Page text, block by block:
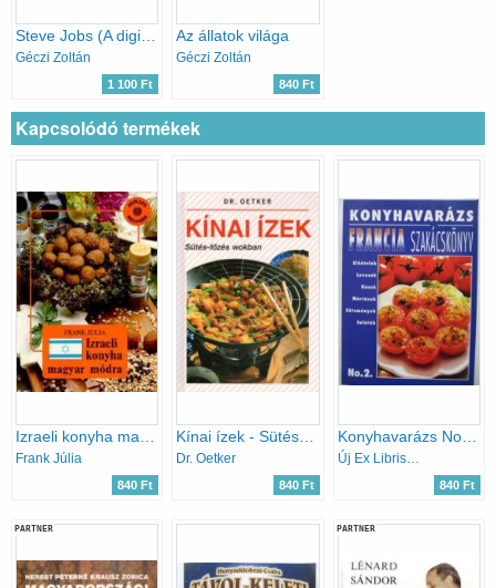
Géczi Zoltán
1 100 Ft
Az állatok világa
Géczi Zoltán
840 Ft
Kapcsolódó termékek
Frank Júlia
840 Ft
Dr. Oetker
840 Ft
Konyhavarázs No.2.: Francia szakácskönyv
Új Ex Libris Kiadó
840 Ft
PARTNER PARTNER